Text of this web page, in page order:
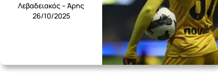
Λεβαδειακός – Άρης
26/10/2025